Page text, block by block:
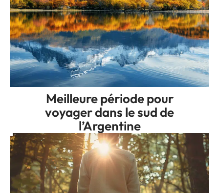
Meilleure période pour
voyager dans le sud de
l’Argentine